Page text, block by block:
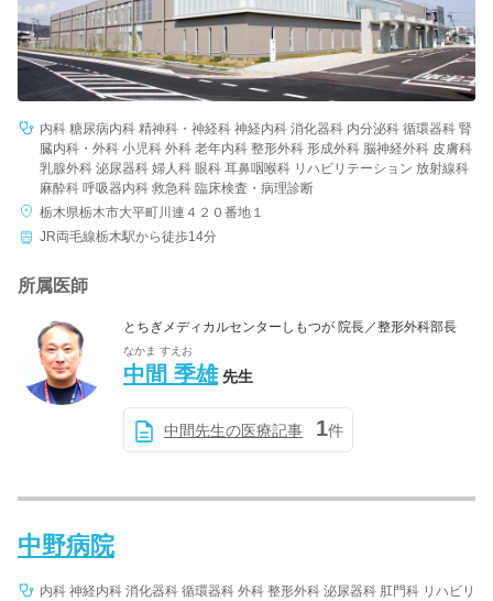
条件を変更する
内科 糖尿病内科 精神科・神経科 神経内科 消化器科 内分泌科 循環器科 腎
臓内科・外科 小児科 外科 老年内科 整形外科 形成外科 脳神経外科 皮膚科
乳腺外科 泌尿器科 婦人科 眼科 耳鼻咽喉科 リハビリテーション 放射線科
麻酔科 呼吸器内科 救急科 臨床検査・病理診断
栃木県栃木市大平町川連４２０番地１
JR両毛線栃木駅から徒歩14分
所属医師
とちぎメディカルセンターしもつが 院長／整形外科部長
なかま すえお
中間 季雄 先生
中間先生の医療記事 1件
中野病院
内科 神経内科 消化器科 循環器科 外科 整形外科 泌尿器科 肛門科 リハビリ